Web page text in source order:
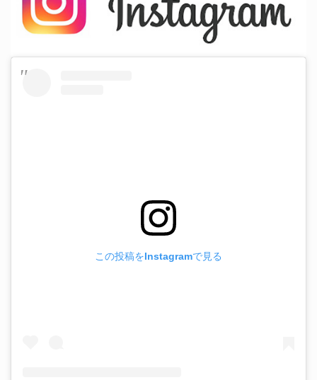
この投稿をInstagramで見る